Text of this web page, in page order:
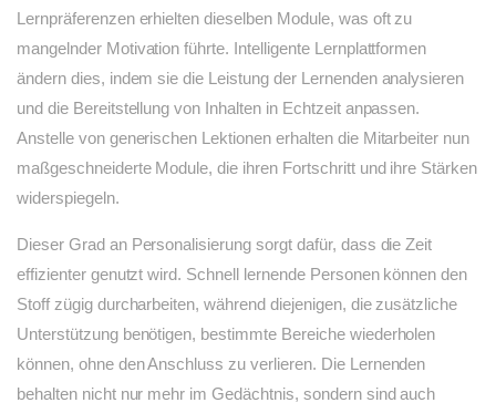
Lernpräferenzen erhielten dieselben Module, was oft zu
mangelnder Motivation führte. Intelligente Lernplattformen
ändern dies, indem sie die Leistung der Lernenden analysieren
und die Bereitstellung von Inhalten in Echtzeit anpassen.
Anstelle von generischen Lektionen erhalten die Mitarbeiter nun
maßgeschneiderte Module, die ihren Fortschritt und ihre Stärken
widerspiegeln.
Dieser Grad an Personalisierung sorgt dafür, dass die Zeit
effizienter genutzt wird. Schnell lernende Personen können den
Stoff zügig durcharbeiten, während diejenigen, die zusätzliche
Unterstützung benötigen, bestimmte Bereiche wiederholen
können, ohne den Anschluss zu verlieren. Die Lernenden
behalten nicht nur mehr im Gedächtnis, sondern sind auch